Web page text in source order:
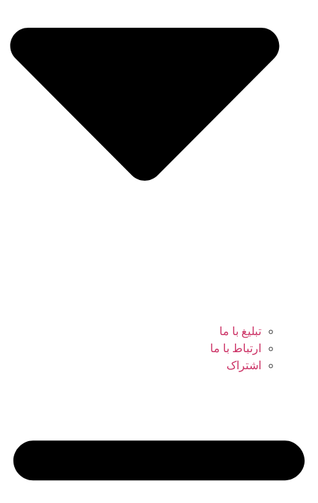
تبلیغ با ما
ارتباط با ما
اشتراک